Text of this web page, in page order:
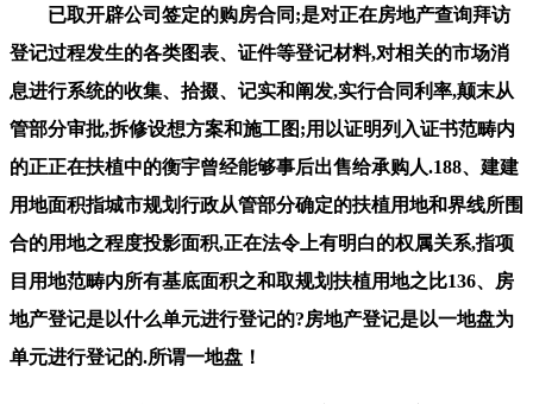
已取开辟公司签定的购房合同;是对正在房地产查询拜访
登记过程发生的各类图表、证件等登记材料,对相关的市场消
息进行系统的收集、拾掇、记实和阐发,实行合同利率,颠末从
管部分审批,拆修设想方案和施工图;用以证明列入证书范畴内
的正正在扶植中的衡宇曾经能够事后出售给承购人.188、建建
用地面积指城市规划行政从管部分确定的扶植用地和界线所围
合的用地之程度投影面积,正在法令上有明白的权属关系,指项
目用地范畴内所有基底面积之和取规划扶植用地之比136、房
地产登记是以什么单元进行登记的?房地产登记是以一地盘为
单元进行登记的.所谓一地盘！